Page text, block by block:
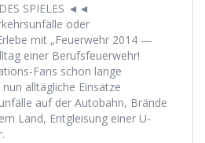
SPIELES ◄◄
oder
mit „Feuerwehr 2014 —
einer Berufsfeuerwehr!
Fans schon lange
alltägliche Einsätze
auf der Autobahn, Brände
Land, Entgleisung einer U-